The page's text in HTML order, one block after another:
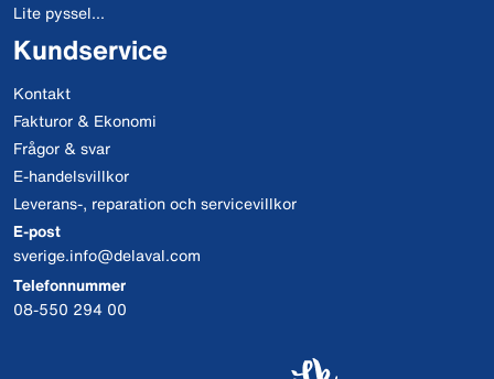
Lite pyssel...
Kundservice
Kontakt
Fakturor & Ekonomi
Frågor & svar
E-handelsvillkor
Leverans-, reparation och servicevillkor
E-post
sverige.info@delaval.com
Telefonnummer
08-550 294 00